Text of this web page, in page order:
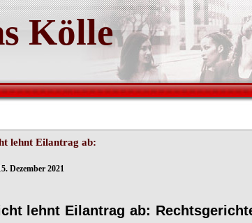
Kölle
lehnt Eilantrag ab:
Dezember 2021
lehnt Eilantrag ab: